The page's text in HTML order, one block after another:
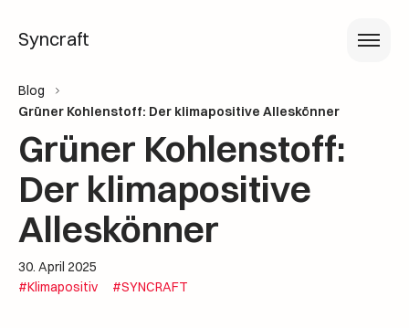
Syncraft
Blog
Grüner Kohlenstoff: Der klimapositive Alleskönner
Grüner Kohlenstoff:
Der klimapositive
Alleskönner
30. April 2025
#Klimapositiv
#SYNCRAFT